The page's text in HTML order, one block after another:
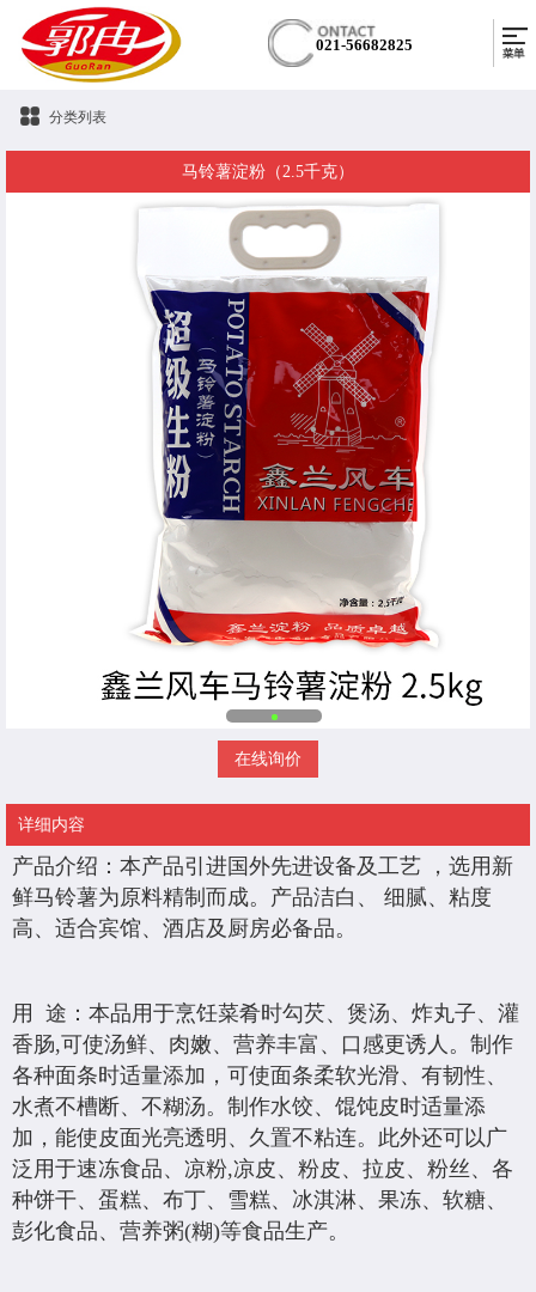
021-56682825
分类列表
马铃薯淀粉（2.5千克）
在线询价
详细内容
产品介绍：本产品引进国外先进设备及工艺 ，选用新
鲜马铃薯为原料精制而成。产品洁白、 细腻、粘度
高、适合宾馆、酒店及厨房必备品。
用 途：本品用于烹饪菜肴时勾芡、煲汤、炸丸子、灌
香肠,可使汤鲜、肉嫩、营养丰富、口感更诱人。制作
各种面条时适量添加，可使面条柔软光滑、有韧性、
水煮不槽断、不糊汤。制作水饺、馄饨皮时适量添
加，能使皮面光亮透明、久置不粘连。此外还可以广
泛用于速冻食品、凉粉,凉皮、粉皮、拉皮、粉丝、各
种饼干、蛋糕、布丁、雪糕、冰淇淋、果冻、软糖、
彭化食品、营养粥(糊)等食品生产。